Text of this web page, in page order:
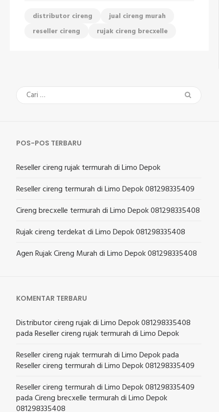
distributor cireng
jual cireng murah
reseller cireng
rujak cireng brecxelle
Cari
untuk:
POS-POS TERBARU
Reseller cireng rujak termurah di Limo Depok
Reseller cireng termurah di Limo Depok 081298335409
Cireng brecxelle termurah di Limo Depok 081298335408
Rujak cireng terdekat di Limo Depok 081298335408
Agen Rujak Cireng Murah di Limo Depok 081298335408
KOMENTAR TERBARU
Distributor cireng rujak di Limo Depok 081298335408
padaReseller cireng rujak termurah di Limo Depok
Reseller cireng rujak termurah di Limo Depokpada
Reseller cireng termurah di Limo Depok 081298335409
Reseller cireng termurah di Limo Depok 081298335409
padaCireng brecxelle termurah di Limo Depok
081298335408